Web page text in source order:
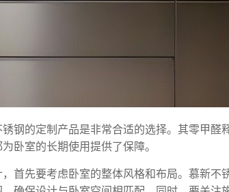
钢的定制产品是非常合适的选择。其零甲醛
卧室的长期使用提供了保障。
首先要考虑卧室的整体风格和布局。慕新不